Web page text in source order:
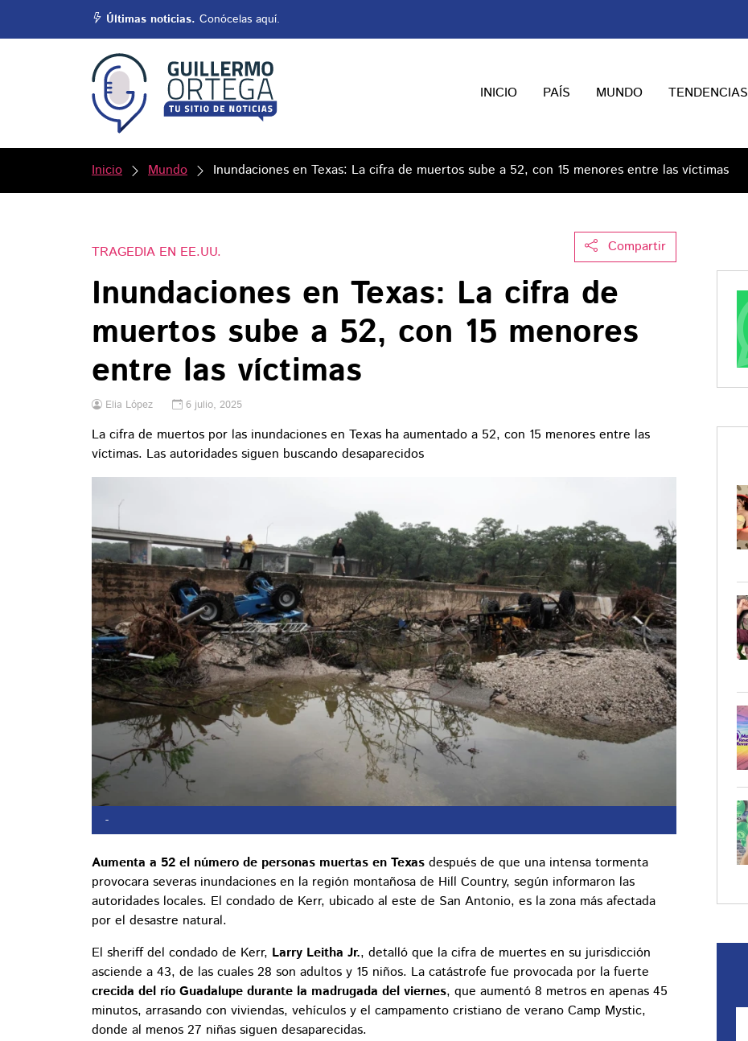
Últimas noticias. Conócelas aquí.
INICIO PAÍS MUNDO TENDENCIAS
Inicio Mundo Inundaciones en Texas: La cifra de muertos sube a 52, con 15 menores entre las víctimas
Compartir
TRAGEDIA EN EE.UU.
Inundaciones en Texas: La cifra de
muertos sube a 52, con 15 menores
entre las víctimas
Elia López 6 julio, 2025
La cifra de muertos por las inundaciones en Texas ha aumentado a 52, con 15 menores entre las
víctimas. Las autoridades siguen buscando desaparecidos
-
Aumenta a 52 el número de personas muertas en Texas después de que una intensa tormenta
provocara severas inundaciones en la región montañosa de Hill Country, según informaron las
autoridades locales. El condado de Kerr, ubicado al este de San Antonio, es la zona más afectada
por el desastre natural.
El sheriff del condado de Kerr, Larry Leitha Jr., detalló que la cifra de muertes en su jurisdicción
asciende a 43, de las cuales 28 son adultos y 15 niños. La catástrofe fue provocada por la fuerte
crecida del río Guadalupe durante la madrugada del viernes, que aumentó 8 metros en apenas 45
minutos, arrasando con viviendas, vehículos y el campamento cristiano de verano Camp Mystic,
donde al menos 27 niñas siguen desaparecidas.